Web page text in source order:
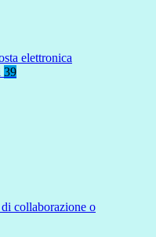
elettronica
39
collaborazione o